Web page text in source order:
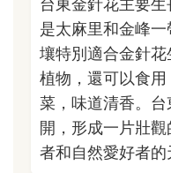
是太麻里和金峰
壤特別適合金針
植物，還可以食
菜，味道清香。
開，形成一片壯
者和自然愛好者的